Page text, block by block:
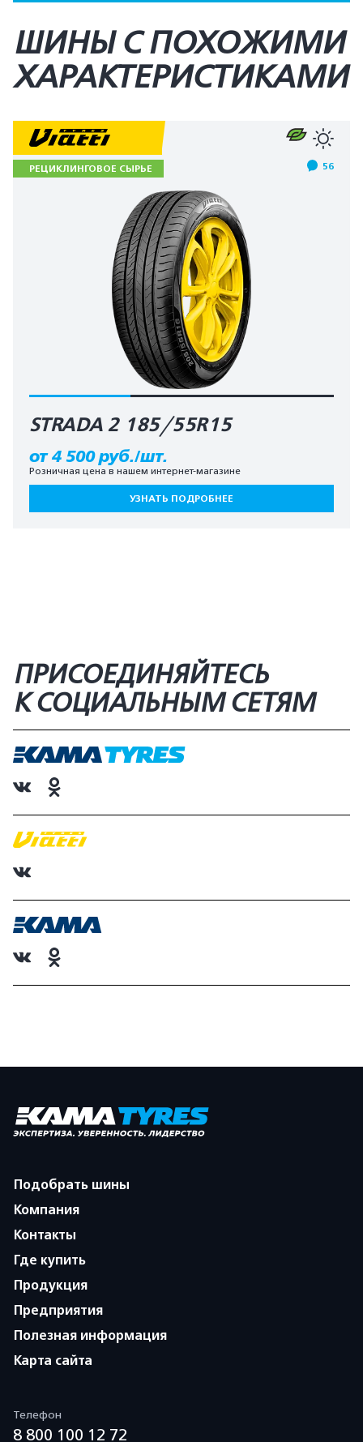
ШИНЫ С ПОХОЖИМИ
ХАРАКТЕРИСТИКАМИ
РЕЦИКЛИНГОВОЕ СЫРЬЕ 56
STRADA 2 185/55R15
от 4 500 руб./шт.
Розничная цена в нашем интернет-магазине
УЗНАТЬ ПОДРОБНЕЕ
ПРИСОЕДИНЯЙТЕСЬ
К СОЦИАЛЬНЫМ СЕТЯМ
Подобрать шины
Компания
Контакты
Где купить
Продукция
Предприятия
Полезная информация
Карта сайта
Телефон
8 800 100 12 72